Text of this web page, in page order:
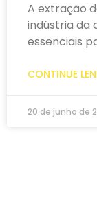
A extração
indústria da
essenciais
CONTINUE
20 de junho de